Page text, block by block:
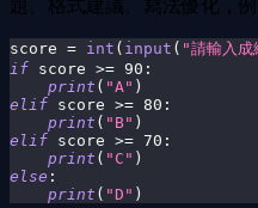
題、格式建議、寫法優化，例
score = int ( input ( "請輸入成
if score >= 90 :
print ( "A" )
elif score >= 80 :
print ( "B" )
elif score >= 70 :
print ( "C" )
else :
print ( "D" )